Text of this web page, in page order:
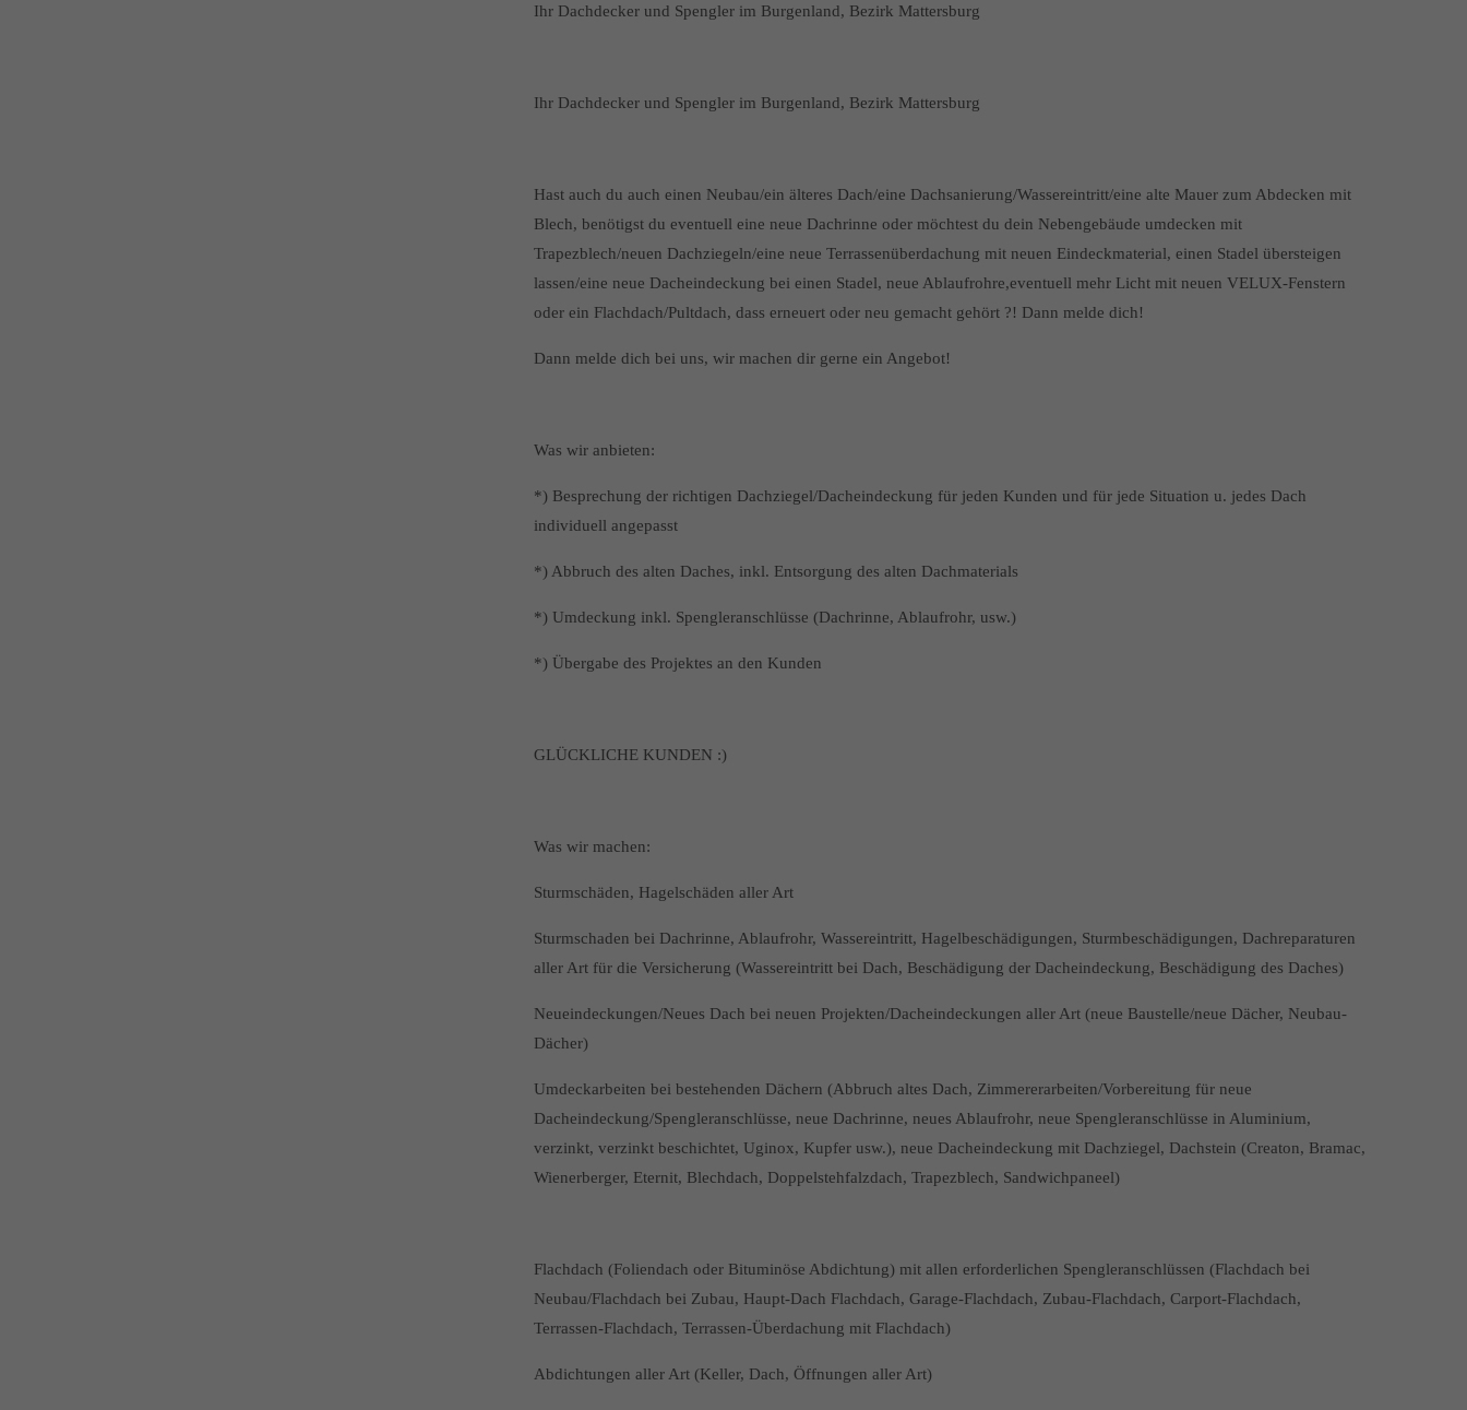
Ihr Dachdecker und Spengler im Burgenland, Bezirk Mattersburg
Ihr Dachdecker und Spengler im Burgenland, Bezirk Mattersburg
Hast auch du auch einen Neubau/ein älteres Dach/eine Dachsanierung/Wassereintritt/eine alte Mauer zum Abdecken mit
Blech, benötigst du eventuell eine neue Dachrinne oder möchtest du dein Nebengebäude umdecken mit
Trapezblech/neuen Dachziegeln/eine neue Terrassenüberdachung mit neuen Eindeckmaterial, einen Stadel übersteigen
lassen/eine neue Dacheindeckung bei einen Stadel, neue Ablaufrohre,eventuell mehr Licht mit neuen VELUX-Fenstern
oder ein Flachdach/Pultdach, dass erneuert oder neu gemacht gehört ?! Dann melde dich!
Dann melde dich bei uns, wir machen dir gerne ein Angebot!
Was wir anbieten:
*) Besprechung der richtigen Dachziegel/Dacheindeckung für jeden Kunden und für jede Situation u. jedes Dach
individuell angepasst
*) Abbruch des alten Daches, inkl. Entsorgung des alten Dachmaterials
*) Umdeckung inkl. Spengleranschlüsse (Dachrinne, Ablaufrohr, usw.)
*) Übergabe des Projektes an den Kunden
GLÜCKLICHE KUNDEN :)
Was wir machen:
Sturmschäden, Hagelschäden aller Art
Sturmschaden bei Dachrinne, Ablaufrohr, Wassereintritt, Hagelbeschädigungen, Sturmbeschädigungen, Dachreparaturen
aller Art für die Versicherung (Wassereintritt bei Dach, Beschädigung der Dacheindeckung, Beschädigung des Daches)
Neueindeckungen/Neues Dach bei neuen Projekten/Dacheindeckungen aller Art (neue Baustelle/neue Dächer, Neubau-
Dächer)
Umdeckarbeiten bei bestehenden Dächern (Abbruch altes Dach, Zimmererarbeiten/Vorbereitung für neue
Dacheindeckung/Spengleranschlüsse, neue Dachrinne, neues Ablaufrohr, neue Spengleranschlüsse in Aluminium,
verzinkt, verzinkt beschichtet, Uginox, Kupfer usw.), neue Dacheindeckung mit Dachziegel, Dachstein (Creaton, Bramac,
Wienerberger, Eternit, Blechdach, Doppelstehfalzdach, Trapezblech, Sandwichpaneel)
Flachdach (Foliendach oder Bituminöse Abdichtung) mit allen erforderlichen Spengleranschlüssen (Flachdach bei
Neubau/Flachdach bei Zubau, Haupt-Dach Flachdach, Garage-Flachdach, Zubau-Flachdach, Carport-Flachdach,
Terrassen-Flachdach, Terrassen-Überdachung mit Flachdach)
Abdichtungen aller Art (Keller, Dach, Öffnungen aller Art)